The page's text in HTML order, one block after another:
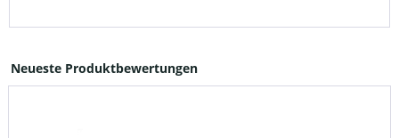
Neueste Produktbewertungen